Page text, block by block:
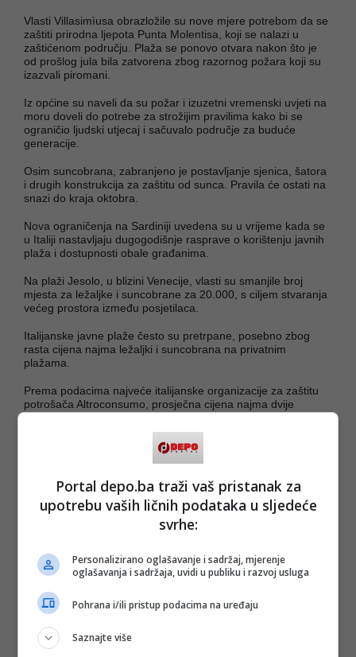
Vlasti Villasimìusa obrazložile su nove mjere potrebom da se
zaštiti prirodna ljepota Punta Molentisa, koji se nalazi u
zaštićenom području. Plaža se ponovo otvara nakon što je
od prošlog jula bila zatvorena zbog razornog požara koji su
izazvali piromani.
Iz općine su naveli da su požar i izuzetni vremenski uvjeti na
moru doveli do potrebe za strožijim pravilima kako bi se
ograničio ljudski utjecaj i sačuvalo područje za buduće
generacije.
Osim suncobrana, zabranjeno je postavljanje sjenica, šatora
i drugih konstrukcija za zaštitu od sunca. Pravila će ostati na
snazi do kraja oktobra.
Nova ograničenja na Sardiniji uvedena su u vrijeme kada se
u Italiji nastavljaju dugogodišnje rasprave o korištenju javnih
plaža i dostupnosti obale građanima.
Na plaži Jesolo, u blizini Venecije, vlasti su smanjile broj
mjesta za ležaljke i suncobrane za 20.000, s ciljem stvaranja
većeg prostora između posjetilaca.
Italijanske javne plaže često su pretrpane, posebno zbog
rasta cijena najma ležaljki i suncobrana na privatnim
plažama.
Prema podacima najveće italijanske organizacije za zaštitu
potrošača Altroconsumo, prosječna cijena najma dvije
24 posto u posljednjih pet godina, a samo u prošloj godini za
PODIJELI NAPortal depo.ba traži vaš pristanak za
upotrebu vaših ličnih podataka u sljedeće
svrhe:
Personalizirano oglašavanje i sadržaj, mjerenje
oglašavanja i sadržaja, uvidi u publiku i razvoj usluga
Pohrana i/ili pristup podacima na uređaju
Saznajte više